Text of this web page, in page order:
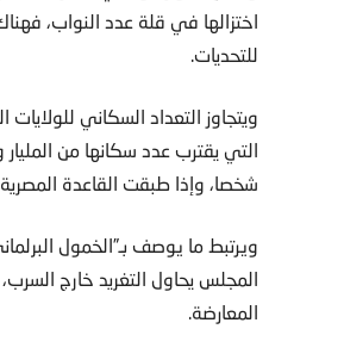
اختزالها في قلة عدد النواب،
للتحديات.
ويتجاوز التعداد السكاني
شخصا، وإذا طبقت القاعدة
ويرتبط ما يوصف بـ”الخمول
المجلس يحاول التغريد خارج
المعارضة.